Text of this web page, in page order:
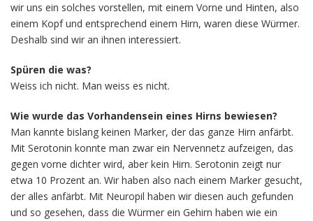
wir uns ein solches vorstellen, mit einem Vorne und Hinten, also
einem Kopf und entsprechend einem Hirn, waren diese Würmer.
Deshalb sind wir an ihnen interessiert.
Spüren die was?
Weiss ich nicht. Man weiss es nicht.
Wie wurde das Vorhandensein eines Hirns bewiesen?
Man kannte bislang keinen Marker, der das ganze Hirn anfärbt.
Mit Serotonin konnte man zwar ein Nervennetz aufzeigen, das
gegen vorne dichter wird, aber kein Hirn. Serotonin zeigt nur
etwa 10 Prozent an. Wir haben also nach einem Marker gesucht,
der alles anfärbt. Mit Neuropil haben wir diesen auch gefunden
und so gesehen, dass die Würmer ein Gehirn haben wie ein